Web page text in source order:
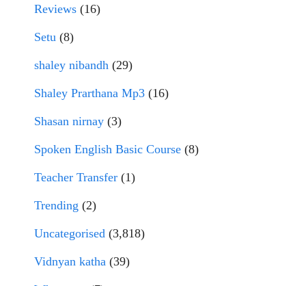
Reviews (16)
Setu (8)
shaley nibandh (29)
Shaley Prarthana Mp3 (16)
Shasan nirnay (3)
Spoken English Basic Course (8)
Teacher Transfer (1)
Trending (2)
Uncategorised (3,818)
Vidnyan katha (39)